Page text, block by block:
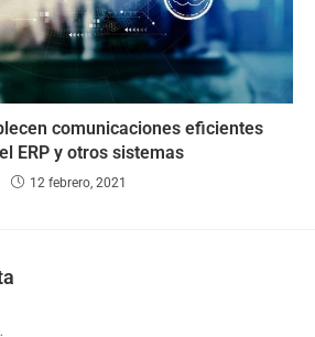
comunicaciones eficientes
ERP y otros sistemas
12 febrero, 2021